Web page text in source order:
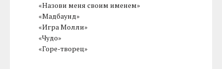
«Назови меня своим именем»
«Мадбаунд»
«Игра Молли»
«Чудо»
«Горе-творец»